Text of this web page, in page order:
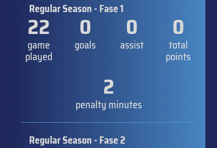
Regular Season - Fase 1
22
game
played
0
goals
0
assist
0
total
points
2
penalty minutes
Regular Season - Fase 2